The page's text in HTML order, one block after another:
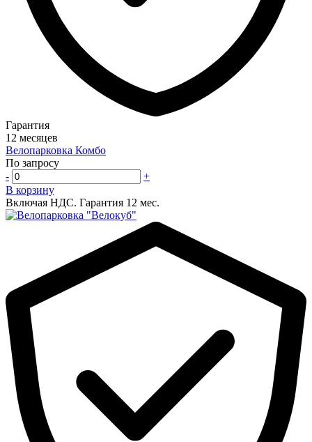
Гарантия
12 месяцев
Велопарковка Комбо
По запросу
-
+
В корзину
Включая НДС. Гарантия 12 мес.